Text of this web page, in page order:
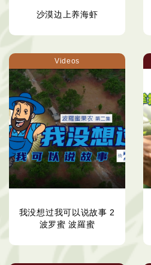
沙漠边上养海虾
Videos
我没想过我可以说故事 2
波罗蜜 波羅蜜